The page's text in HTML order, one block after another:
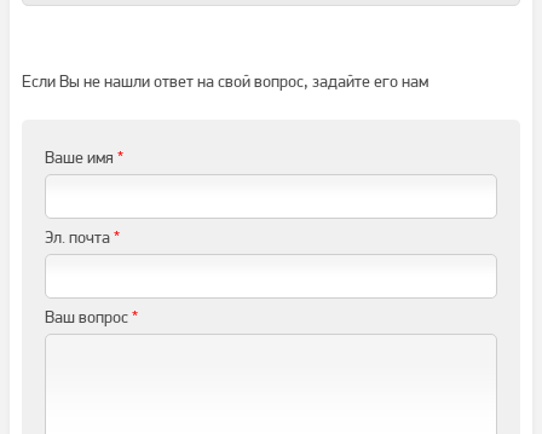
Если Вы не нашли ответ на свой вопрос, задайте его нам
Ваше имя *
Эл. почта*
Ваш вопрос*